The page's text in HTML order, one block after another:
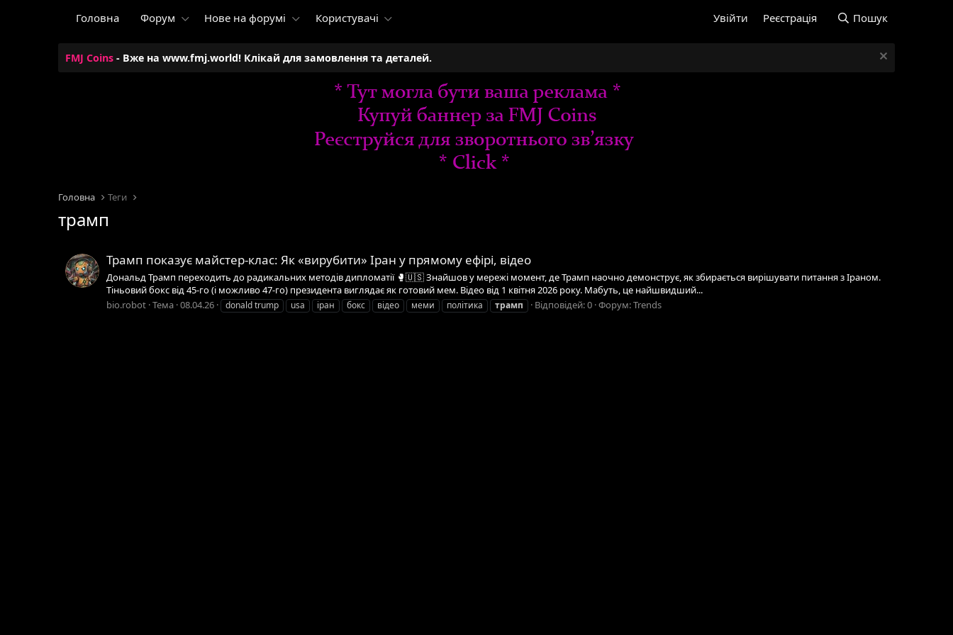
Головна Форум Нове на форумі Користувачі Увійти Реєстрація Пошук
FMJ Coins - Вже на www.fmj.world! Клікай для замовлення та деталей.
Головна Теги
трамп
Трамп показує майстер-клас: Як «вирубити» Іран у прямому ефірі, відео
Дональд Трамп переходить до радикальних методів дипломатії 🥊🇺🇸 Знайшов у мережі момент, де Трамп наочно демонструє, як збирається вирішувати питання з Іраном.
Тіньовий бокс від 45-го (і можливо 47-го) президента виглядає як готовий мем. Відео від 1 квітня 2026 року. Мабуть, це найшвидший...
bio.robot Тема 08.04.26 donald trump usa іран бокс відео меми політика трамп Відповідей: 0 Форум:Trends